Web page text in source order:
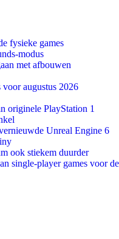
fysieke games
modus
met afbouwen
augustus 2026
originele PlayStation 1
Unreal Engine 6
ook stiekem duurder
single-player games voor de